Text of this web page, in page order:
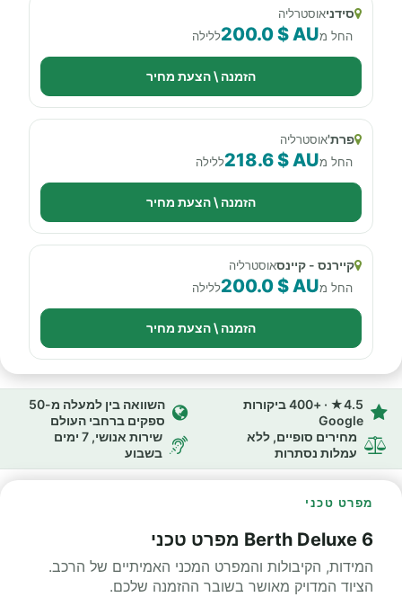
סידניאוסטרליה
החל מ200.0 $ AUללילה
הזמנה \ הצעת מחיר
פרת'אוסטרליה
החל מ218.6 $ AUללילה
הזמנה \ הצעת מחיר
קיירנס - קיינסאוסטרליה
החל מ200.0 $ AUללילה
הזמנה \ הצעת מחיר
4.5★ · +400 ביקורות
Google
השוואה בין למעלה מ-50
ספקים ברחבי העולם
מחירים סופיים, ללא
עמלות נסתרות
שירות אנושי, 7 ימים
בשבוע
מפרט טכני
6 Berth Deluxe מפרט טכני
המידות, הקיבולות והמפרט המכני האמיתיים של הרכב.
הציוד המדויק מאושר בשובר ההזמנה שלכם.